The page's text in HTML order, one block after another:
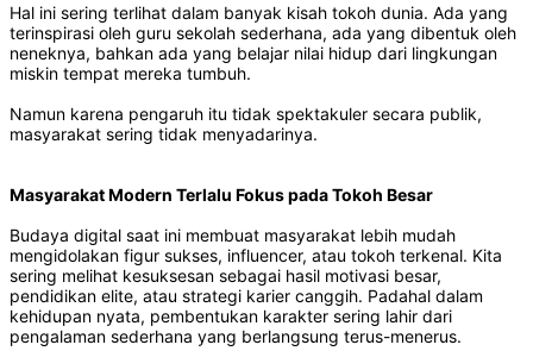
Hal ini sering terlihat dalam banyak kisah tokoh dunia. Ada yang
terinspirasi oleh guru sekolah sederhana, ada yang dibentuk oleh
neneknya, bahkan ada yang belajar nilai hidup dari lingkungan
miskin tempat mereka tumbuh.
Namun karena pengaruh itu tidak spektakuler secara publik,
masyarakat sering tidak menyadarinya.
Masyarakat Modern Terlalu Fokus pada Tokoh Besar
Budaya digital saat ini membuat masyarakat lebih mudah
mengidolakan figur sukses, influencer, atau tokoh terkenal. Kita
sering melihat kesuksesan sebagai hasil motivasi besar,
pendidikan elite, atau strategi karier canggih. Padahal dalam
kehidupan nyata, pembentukan karakter sering lahir dari
pengalaman sederhana yang berlangsung terus-menerus.